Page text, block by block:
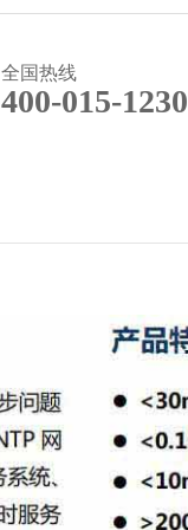
全国热线
400-015-1230